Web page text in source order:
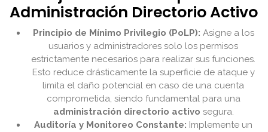
Administración Directorio Activo
Principio de Mínimo Privilegio (PoLP): Asigne a los
usuarios y administradores solo los permisos
estrictamente necesarios para realizar sus funciones.
Esto reduce drásticamente la superficie de ataque y
limita el daño potencial en caso de una cuenta
comprometida, siendo fundamental para una
administración directorio activo segura.
Auditoría y Monitoreo Constante: Implemente un